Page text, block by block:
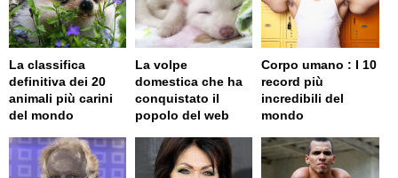
La classifica
definitiva dei 20
animali più carini
del mondo
La volpe
domestica che ha
conquistato il
popolo del web
Corpo umano : I 10
record più
incredibili del
mondo